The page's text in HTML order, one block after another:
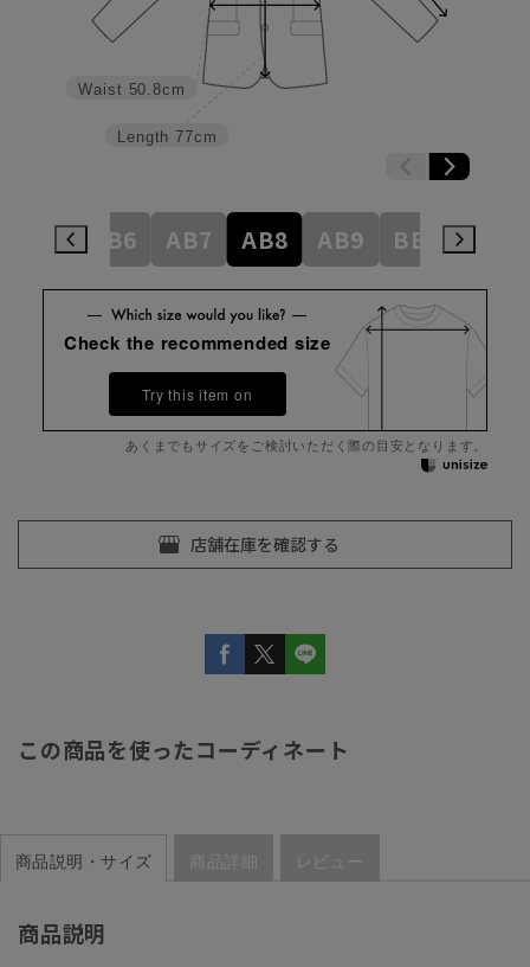
Length 77cm
Waist 50.8cm
AB6 AB7 AB8 AB9 BE3
Check the recommended size
Try this item on
あくまでもサイズをご検討いただく際の目安となります。
この商品を使ったコーディネート
商品説明・サイズ 商品詳細 レビュー
商品説明